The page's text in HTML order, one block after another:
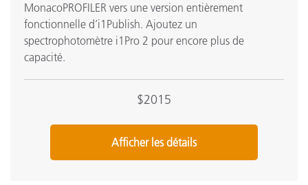
MonacoPROFILER vers une version entièrement
fonctionnelle d’i1Publish. Ajoutez un
spectrophotomètre i1Pro 2 pour encore plus de
capacité.
$2015
Afficher les détails